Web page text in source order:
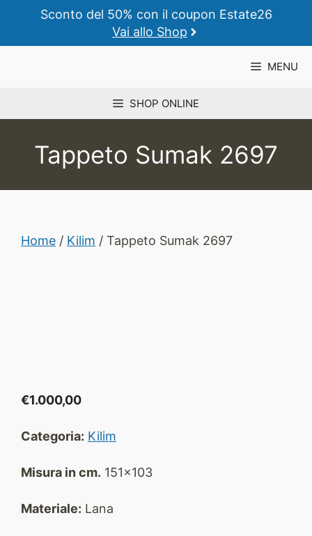
contenuto
Sconto del 50% con il coupon Estate26
Vai allo Shop
MENU
SHOP ONLINE
Tappeto Sumak 2697
Home / Kilim / Tappeto Sumak 2697
€1.000,00
Categoria: Kilim
Misura in cm. 151x103
Materiale: Lana